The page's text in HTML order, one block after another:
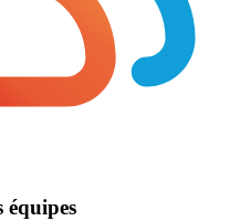
équipes